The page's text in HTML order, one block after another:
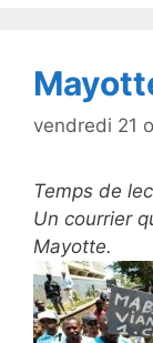
vendredi 21
Temps de
Un courrier
Mayotte.